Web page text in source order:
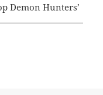
Demon Hunters’